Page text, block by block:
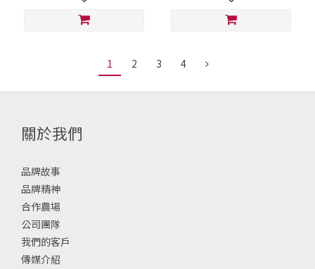
1 2 3 4
關於我們
品牌故事
品牌精神
合作農場
公司團隊
我們的客戶
傳媒介紹